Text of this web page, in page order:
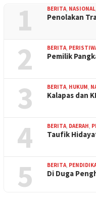
1 BERITA, NASIONAL,
Penolakan
2 BERITA,
Pemilik
3 BERITA, HUKUM,
Kalapas dan
4 BERITA, DAERAH,
Taufik
5 BERITA,
Di Duga